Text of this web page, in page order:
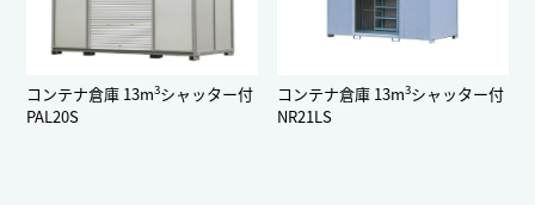
コンテナ倉庫 13m3シャッター付
PAL20S
コンテナ倉庫 13m3シャッター付
NR21LS